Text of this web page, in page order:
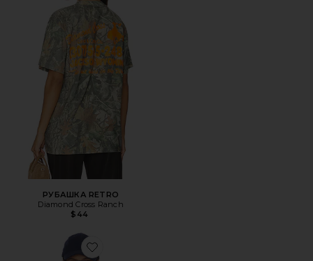
РУБАШКА RETRO
Diamond Cross Ranch
$44
Favorite ФУТБОЛКА